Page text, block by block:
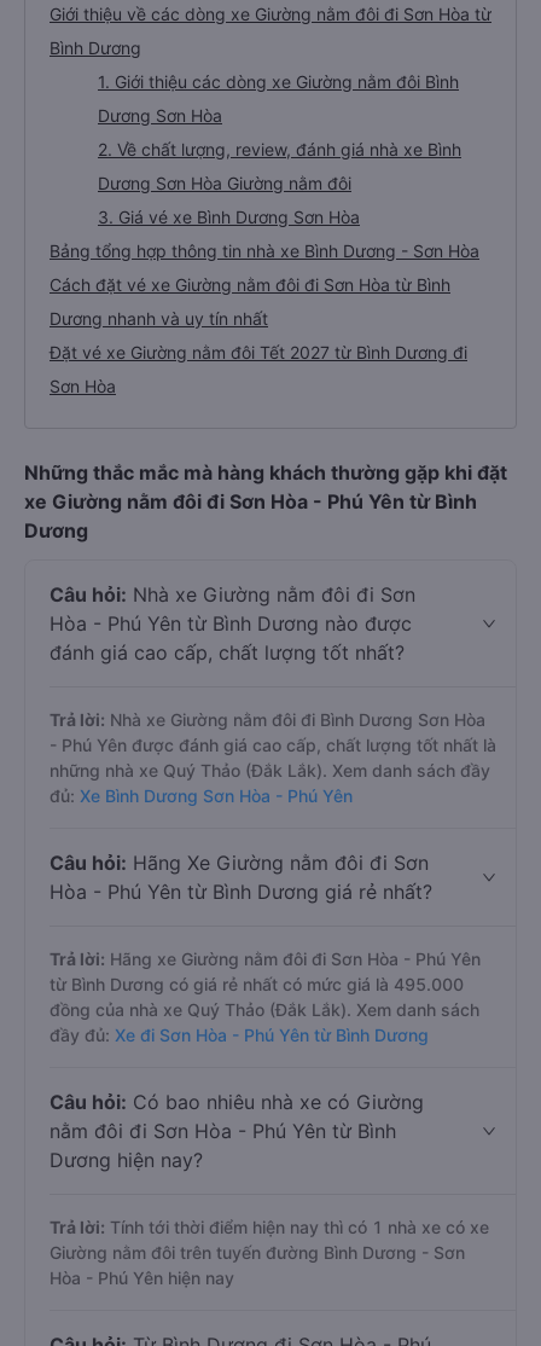
Giới thiệu về các dòng xe Giường nằm đôi đi Sơn Hòa từ
Bình Dương
1. Giới thiệu các dòng xe Giường nằm đôi Bình
Dương Sơn Hòa
2. Về chất lượng, review, đánh giá nhà xe Bình
Dương Sơn Hòa Giường nằm đôi
3. Giá vé xe Bình Dương Sơn Hòa
Bảng tổng hợp thông tin nhà xe Bình Dương - Sơn Hòa
Cách đặt vé xe Giường nằm đôi đi Sơn Hòa từ Bình
Dương nhanh và uy tín nhất
Đặt vé xe Giường nằm đôi Tết 2027 từ Bình Dương đi
Sơn Hòa
Những thắc mắc mà hàng khách thường gặp khi đặt
xe Giường nằm đôi đi Sơn Hòa - Phú Yên từ Bình
Dương
Câu hỏi: Nhà xe Giường nằm đôi đi Sơn
Hòa - Phú Yên từ Bình Dương nào được
đánh giá cao cấp, chất lượng tốt nhất?
Trả lời: Nhà xe Giường nằm đôi đi Bình Dương Sơn Hòa
- Phú Yên được đánh giá cao cấp, chất lượng tốt nhất là
những nhà xe Quý Thảo (Đắk Lắk). Xem danh sách đầy
đủ: Xe Bình Dương Sơn Hòa - Phú Yên
Câu hỏi: Hãng Xe Giường nằm đôi đi Sơn
Hòa - Phú Yên từ Bình Dương giá rẻ nhất?
Trả lời: Hãng xe Giường nằm đôi đi Sơn Hòa - Phú Yên
từ Bình Dương có giá rẻ nhất có mức giá là 495.000
đồng của nhà xe Quý Thảo (Đắk Lắk). Xem danh sách
đầy đủ: Xe đi Sơn Hòa - Phú Yên từ Bình Dương
Câu hỏi: Có bao nhiêu nhà xe có Giường
nằm đôi đi Sơn Hòa - Phú Yên từ Bình
Dương hiện nay?
Trả lời: Tính tới thời điểm hiện nay thì có 1 nhà xe có xe
Giường nằm đôi trên tuyến đường Bình Dương - Sơn
Hòa - Phú Yên hiện nay